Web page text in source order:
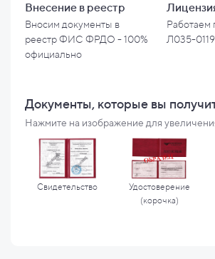
Внесение в реестр
Вносим документы в
реестр ФИС ФРДО - 100%
официально
Л035-
Документы, которые вы
Нажмите на изображение для
Свидетельство
Удостоверение
(корочка)